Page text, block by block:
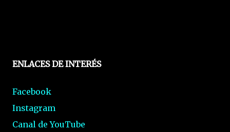
ENLACES DE INTERÉS
Facebook
Instagram
Canal de YouTube